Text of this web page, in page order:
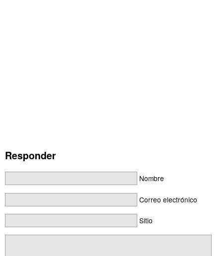
Responder
Nombre
Correo electrónico
Sitio